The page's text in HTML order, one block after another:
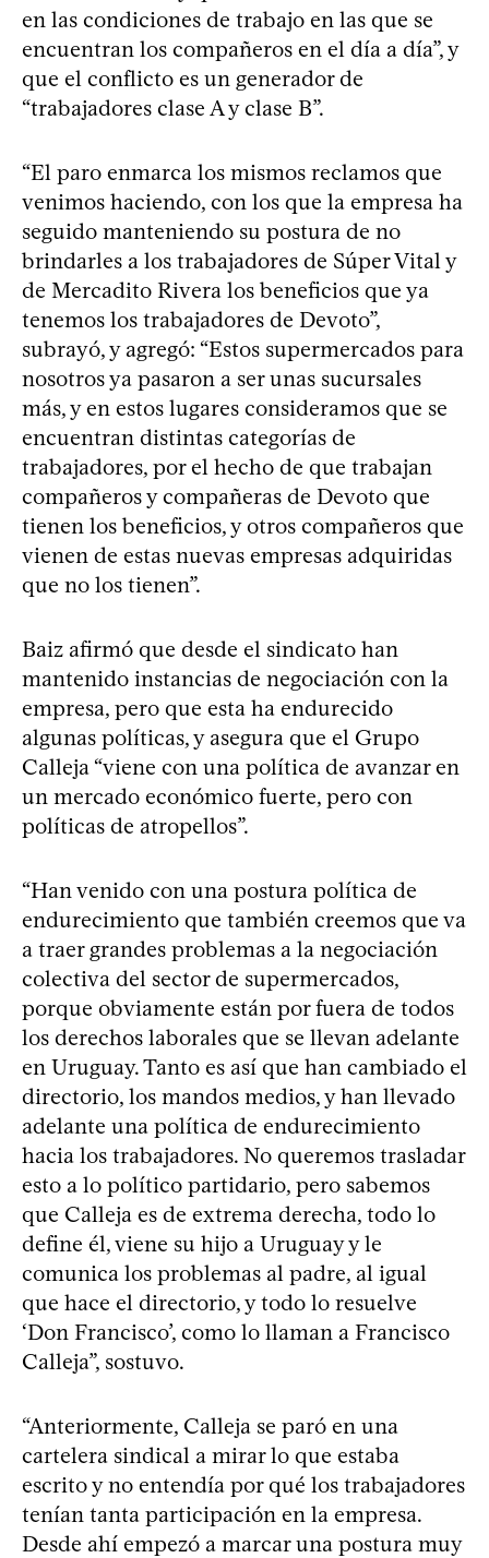
en las condiciones de trabajo en las que se
encuentran los compañeros en el día a día”, y
que el conflicto es un generador de
“trabajadores clase A y clase B”.
“El paro enmarca los mismos reclamos que
venimos haciendo, con los que la empresa ha
seguido manteniendo su postura de no
brindarles a los trabajadores de Súper Vital y
de Mercadito Rivera los beneficios que ya
tenemos los trabajadores de Devoto”,
subrayó, y agregó: “Estos supermercados para
nosotros ya pasaron a ser unas sucursales
más, y en estos lugares consideramos que se
encuentran distintas categorías de
trabajadores, por el hecho de que trabajan
compañeros y compañeras de Devoto que
tienen los beneficios, y otros compañeros que
vienen de estas nuevas empresas adquiridas
que no los tienen”.
Baiz afirmó que desde el sindicato han
mantenido instancias de negociación con la
empresa, pero que esta ha endurecido
algunas políticas, y asegura que el Grupo
Calleja “viene con una política de avanzar en
un mercado económico fuerte, pero con
políticas de atropellos”.
“Han venido con una postura política de
endurecimiento que también creemos que va
a traer grandes problemas a la negociación
colectiva del sector de supermercados,
porque obviamente están por fuera de todos
los derechos laborales que se llevan adelante
en Uruguay. Tanto es así que han cambiado el
directorio, los mandos medios, y han llevado
adelante una política de endurecimiento
hacia los trabajadores. No queremos trasladar
esto a lo político partidario, pero sabemos
que Calleja es de extrema derecha, todo lo
define él, viene su hijo a Uruguay y le
comunica los problemas al padre, al igual
que hace el directorio, y todo lo resuelve
‘Don Francisco’, como lo llaman a Francisco
Calleja”, sostuvo.
“Anteriormente, Calleja se paró en una
cartelera sindical a mirar lo que estaba
escrito y no entendía por qué los trabajadores
tenían tanta participación en la empresa.
Desde ahí empezó a marcar una postura muy